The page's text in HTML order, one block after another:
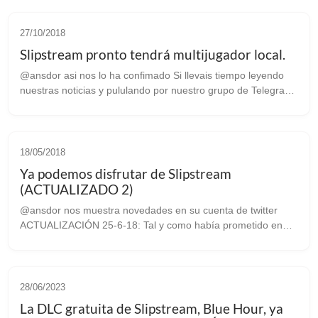
27/10/2018
Slipstream pronto tendrá multijugador local.
@ansdor asi nos lo ha confimado Si llevais tiempo leyendo
nuestras noticias y pululando por nuestro grupo de Telegram,
18/05/2018
Ya podemos disfrutar de Slipstream
(ACTUALIZADO 2)
@ansdor nos muestra novedades en su cuenta de twitter
ACTUALIZACIÓN 25-6-18: Tal y como había prometido en
28/06/2023
La DLC gratuita de Slipstream, Blue Hour, ya